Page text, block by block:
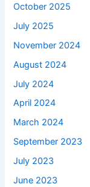
October 2025
July 2025
November 2024
August 2024
July 2024
April 2024
March 2024
September 2023
July 2023
June 2023